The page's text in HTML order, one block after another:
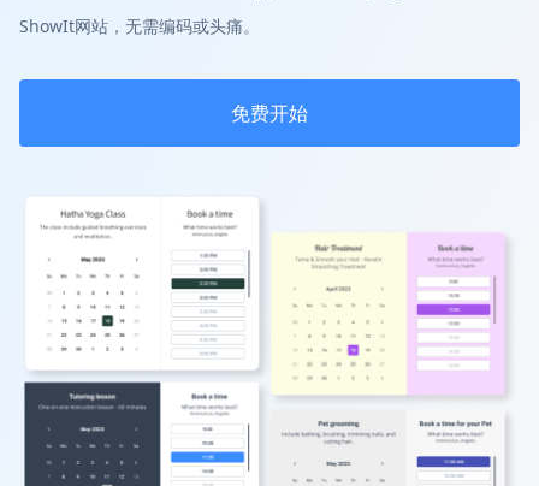
ShowIt网站，无需编码或头痛。
免费开始